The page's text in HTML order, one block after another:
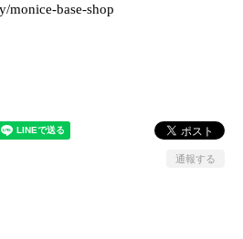
monice-base-shop
通報する